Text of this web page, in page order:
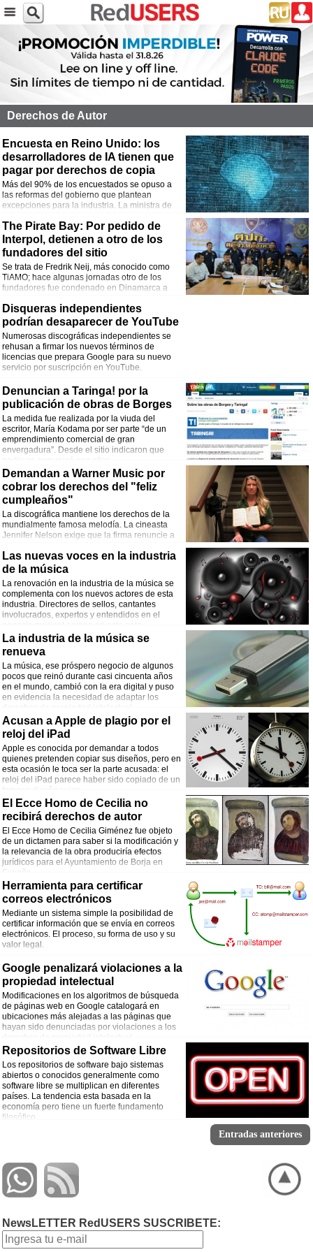
Derechos de Autor
Encuesta en Reino Unido: los
desarrolladores de IA tienen que
pagar por derechos de copia
Más del 90% de los encuestados se opuso a
las reformas del gobierno que plantean
excepciones para la industria. La ministra de
claro.
The Pirate Bay: Por pedido de
Interpol, detienen a otro de los
fundadores del sitio
Se trata de Fredrik Neij, más conocido como
TiAMO; hace algunas jornadas otro de los
fundadores fue condenado en Dinamarca a
Disqueras independientes
podrían desaparecer de YouTube
Numerosas discográficas independientes se
rehusan a firmar los nuevos términos de
licencias que prepara Google para su nuevo
servicio por suscripción en YouTube.
Denuncian a Taringa! por la
publicación de obras de Borges
La medida fue realizada por la viuda del
escritor, María Kodama por ser parte “de un
emprendimiento comercial de gran
envergadura”. Desde el sitio indicaron que
nadie se comunicó con ellos.
Demandan a Warner Music por
cobrar los derechos del "feliz
cumpleaños"
La discográfica mantiene los derechos de la
mundialmente famosa melodía. La cineasta
Jennifer Nelson exige que la firma renuncie a
Las nuevas voces en la industria
de la música
La renovación en la industria de la música se
complementa con los nuevos actores de esta
industria. Directores de sellos, cantantes
involucrados, expertos y entendidos en el
negocio musical opinan en esta nota.
La industria de la música se
renueva
La música, ese próspero negocio de algunos
pocos que reinó durante casi cincuenta años
en el mundo, cambió con la era digital y puso
en evidencia la necesidad de adaptar los
derechos de propiedad intelectual.
Acusan a Apple de plagio por el
reloj del iPad
Apple es conocida por demandar a todos
quienes pretenden copiar sus diseños, pero en
esta ocasión le toca ser la parte acusada: el
reloj del iPad parece haber sido copiado de un
famoso diseño suizo.
El Ecce Homo de Cecilia no
recibirá derechos de autor
El Ecce Homo de Cecilia Giménez fue objeto
de un dictamen para saber si la modificación y
la relevancia de la obra produciría efectos
jurídicos para el Ayuntamiento de Borja en
España.
Herramienta para certificar
correos electrónicos
Mediante un sistema simple la posibilidad de
certificar información que se envía en correos
electrónicos. El proceso, su forma de uso y su
valor legal.
Google penalizará violaciones a la
propiedad intelectual
Modificaciones en los algoritmos de búsqueda
de páginas web en Google catalogará en
ubicaciones más alejadas a las páginas que
hayan sido denunciadas por violaciones a los
derechos de propiedad intelectual.
Repositorios de Software Libre
Los repositorios de software bajo sistemas
abiertos o conocidos generalmente como
software libre se multiplican en diferentes
países. La tendencia esta basada en la
economía pero tiene un fuerte fundamento
filosófico.
Entradas anteriores
NewsLETTER RedUSERS SUSCRIBETE: